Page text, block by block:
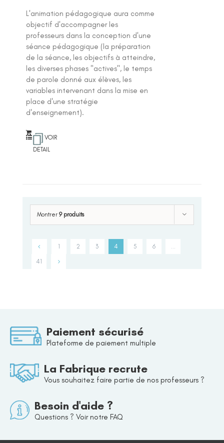
L'animation pédagogique aura comme
objectif d'accompagner les
professeurs dans la conception d'une
séance pédagogique (la préparation
de la séance, les objectifs à atteindre,
les diverses phases "actives", le temps
de parole donné aux élèves, les
variables intervenant dans la mise en
place d'une stratégie
d'enseignement).
VOIR
DETAIL
Montrer 9 produits
1 2 3 4 5 6
41
Paiement sécurisé
Plateforme de paiement multiple
La Fabrique recrute
Vous souhaitez faire partie de nos professeurs ?
Besoin d'aide ?
Questions ? Voir notre FAQ